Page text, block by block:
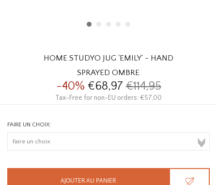
HOME STUDYO JUG 'EMILY' - HAND
SPRAYED OMBRE
-40% €68,97€114,95
Tax-Free for non-EU orders: €57,00
FAIRE UN CHOIX:
AJOUTER AU PANIER